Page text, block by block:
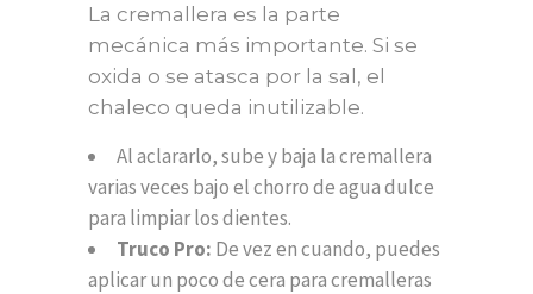
La cremallera es la parte
mecánica más importante. Si se
oxida o se atasca por la sal, el
chaleco queda inutilizable.
Al aclararlo, sube y baja la cremallera
varias veces bajo el chorro de agua dulce
para limpiar los dientes.
Truco Pro: De vez en cuando, puedes
aplicar un poco de cera para cremalleras